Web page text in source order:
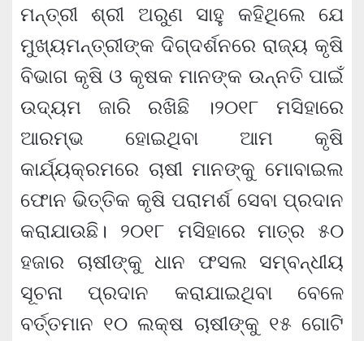
ମନ୍ତ୍ରୀ ଶ୍ରୀ ଅରୁଣ ସାହୁ କହିଥିଲେ ଯେ
ମୁଖ୍ୟମନ୍ତ୍ରୀଙ୍କ ଦିଗ୍‌ଦର୍ଶନରେ ରାଜ୍ୟ କୃଷି
ବିଭାଗ କୃଷି ଓ କୃଷକ ମାନଙ୍କ ଉନ୍ନତି ପାଇଁ
ଉଦ୍ୟମ ଜାରି ରଖିଛି ।୨୦୧୮ ମସିହାରେ
ଆରମ୍ଭ ହୋଇଥିବା ଆମ କୃଷି
କାର୍ଯ୍ୟକ୍ରମରେ ଚାଷୀ ମାନଙ୍କୁ ମୋବାଇଲ
ଫୋନ ଭିତ୍ତିକ କୃଷି ପରାମର୍ଶ ସେବା ପ୍ରଦାନ
କରାଯାଉଛି। ୨୦୧୮ ମସିହାରେ ମାତ୍ର ୫୦
ହଜାର ଚାଷୀଙ୍କୁ ଧାନ ଫସଲ ସମ୍ବନ୍ଧୀୟ
ସୂଚନା ପ୍ରଦାନ କରାଯାଇଥିବା ବେଳେ
ବର୍ତ୍ତମାନ ୧୦ ଲକ୍ଷ ଚାଷୀଙ୍କୁ ୧୫ ଗୋଟି